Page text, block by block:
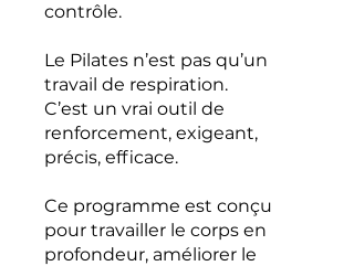
contrôle.
Le Pilates n’est pas qu’un
travail de respiration.
C’est un vrai outil de
renforcement, exigeant,
précis, efficace.
Ce programme est conçu
pour travailler le corps en
profondeur, améliorer le